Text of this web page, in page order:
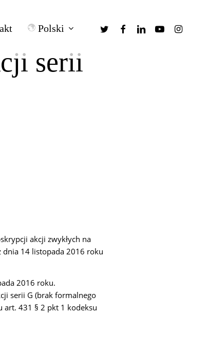
Polski twitterfacebooklinkedinyoutube
serii
akcji zwykłych na
dnia 14 listopada 2016 roku
2016 roku.
serii G (brak formalnego
art. 431 § 2 pkt 1 kodeksu